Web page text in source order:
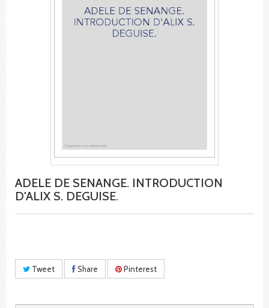
ADELE DE SENANGE. INTRODUCTION
D'ALIX S. DEGUISE.
Tweet Share Pinterest